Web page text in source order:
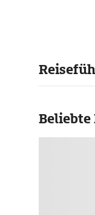
Beliebte